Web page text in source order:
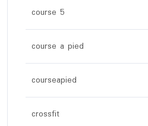
course 5
course a pied
courseapied
crossfit